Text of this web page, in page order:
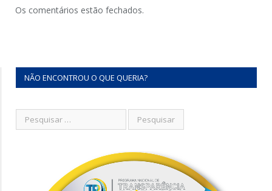
Os comentários estão fechados.
NÃO ENCONTROU O QUE QUERIA?